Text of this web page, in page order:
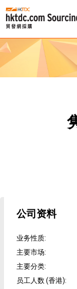
公司资料
业务性质:
主要市场:
主要分类:
员工人数 (香港):